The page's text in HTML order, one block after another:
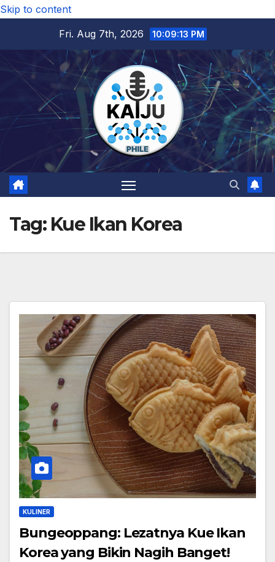
Skip to content
Fri. Aug 7th, 2026
10:09:14 PM
Tag: Kue Ikan Korea
KULINER
Bungeoppang: Lezatnya Kue Ikan
Korea yang Bikin Nagih Banget!